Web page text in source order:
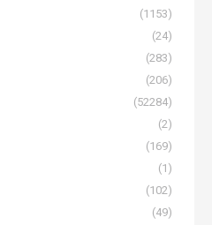
(1153)
(24)
(283)
(206)
(52284)
(2)
(169)
(1)
(102)
(49)